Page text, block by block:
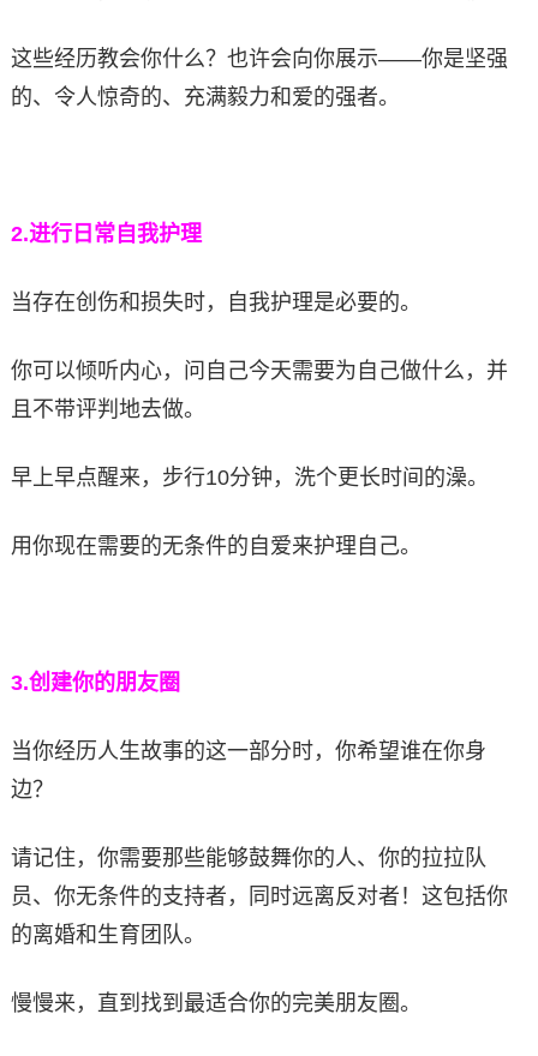
这些经历教会你什么？也许会向你展示——你是坚强
的、令人惊奇的、充满毅力和爱的强者。
2.进行日常自我护理
当存在创伤和损失时，自我护理是必要的。
你可以倾听内心，问自己今天需要为自己做什么，并
且不带评判地去做。
早上早点醒来，步行10分钟，洗个更长时间的澡。
用你现在需要的无条件的自爱来护理自己。
3.创建你的朋友圈
当你经历人生故事的这一部分时，你希望谁在你身
边？
请记住，你需要那些能够鼓舞你的人、你的拉拉队
员、你无条件的支持者，同时远离反对者！这包括你
的离婚和生育团队。
慢慢来，直到找到最适合你的完美朋友圈。